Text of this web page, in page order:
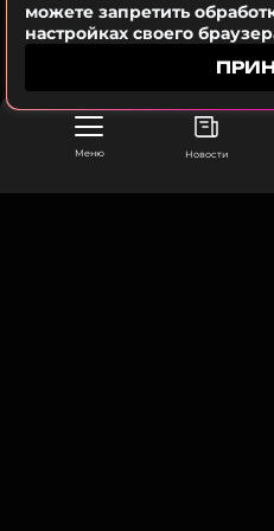
Меню Новости
Читайте нас в
можете запретить
настройках своего